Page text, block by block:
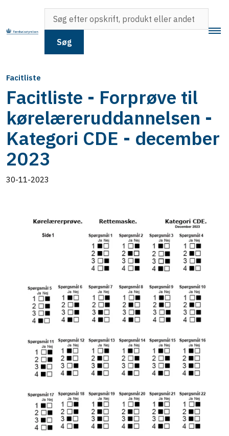
Søg
Facitliste
Facitliste - Forprøve til
kørelæreruddannelsen -
Kategori CDE - december
2023
30-11-2023